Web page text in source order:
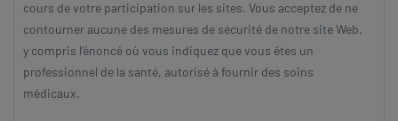
cours de votre participation sur les sites. Vous acceptez de ne
contourner aucune des mesures de sécurité de notre site Web,
y compris l’énoncé où vous indiquez que vous êtes un
professionnel de la santé, autorisé à fournir des soins
médicaux.